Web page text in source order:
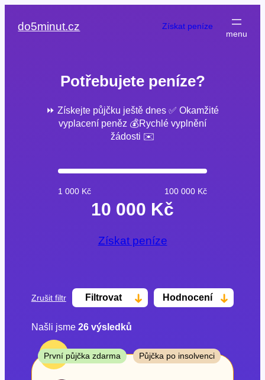
do5minut.cz Získat peníze
Potřebujete peníze?
⏩ Získejte půjčku ještě dnes ✅ Okamžité
vyplacení peněz 💰Rychlé vyplnění
žádosti ✉️
1 000 Kč 100 000 Kč
10 000 Kč
Získat peníze
Zrušit filtr Filtrovat Hodnocení
Cena
Od
Našli jsme 26výsledků
TOP
První půjčka zdarma Půjčka po insolvenci